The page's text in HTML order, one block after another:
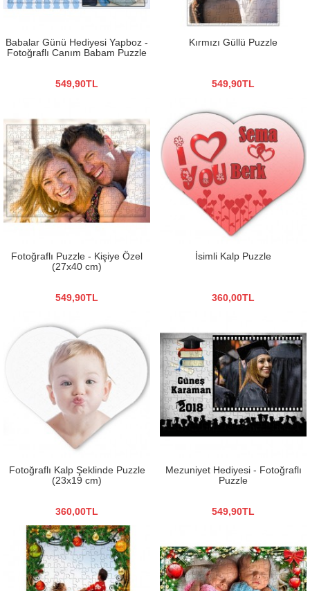
Babalar Günü Hediyesi Yapboz -
Fotoğraflı Canım Babam Puzzle
549,90TL
Kırmızı Güllü Puzzle
549,90TL
Fotoğraflı Puzzle - Kişiye Özel
(27x40 cm)
549,90TL
İsimli Kalp Puzzle
360,00TL
Fotoğraflı Kalp Şeklinde Puzzle
(23x19 cm)
360,00TL
Mezuniyet Hediyesi - Fotoğraflı
Puzzle
549,90TL